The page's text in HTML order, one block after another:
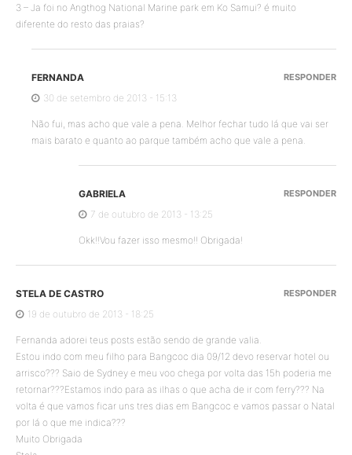
3 – Ja foi no Angthog National Marine park em Ko Samui? é muito
diferente do resto das praias?
FERNANDA
30 de setembro de 2013 - 15:13
Não fui, mas acho que vale a pena. Melhor fechar tudo lá que vai ser
mais barato e quanto ao parque também acho que vale a pena.
RESPONDER
GABRIELA
7 de outubro de 2013 - 13:25
Okk!!Vou fazer isso mesmo!! Obrigada!
RESPONDER
STELA DE CASTRO
19 de outubro de 2013 - 18:25
Fernanda adorei teus posts estão sendo de grande valia.
Estou indo com meu filho para Bangcoc dia 09/12 devo reservar hotel ou
arrisco??? Saio de Sydney e meu voo chega por volta das 15h poderia me
retornar???Estamos indo para as ilhas o que acha de ir com ferry??? Na
volta é que vamos ficar uns tres dias em Bangcoc e vamos passar o Natal
por lá o que me indica???
Muito Obrigada
RESPONDER